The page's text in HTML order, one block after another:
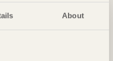
About